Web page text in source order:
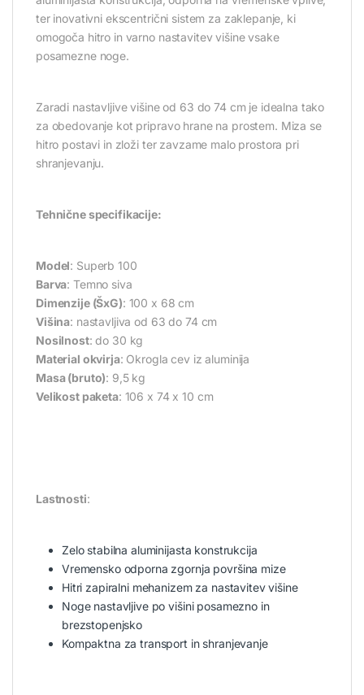
ter inovativni ekscentrični sistem za zaklepanje, ki
omogoča hitro in varno nastavitev višine vsake
posamezne noge.
Zaradi nastavljive višine od 63 do 74 cm je idealna tako
za obedovanje kot pripravo hrane na prostem. Miza se
hitro postavi in zloži ter zavzame malo prostora pri
shranjevanju.
Tehnične specifikacije:
Model: Superb 100
Barva: Temno siva
Dimenzije (ŠxG): 100 x 68 cm
Višina: nastavljiva od 63 do 74 cm
Nosilnost: do 30 kg
Material okvirja: Okrogla cev iz aluminija
Masa (bruto): 9,5 kg
Velikost paketa: 106 x 74 x 10 cm
Lastnosti:
Zelo stabilna aluminijasta konstrukcija
Vremensko odporna zgornja površina mize
Hitri zapiralni mehanizem za nastavitev višine
Noge nastavljive po višini posamezno in
brezstopenjsko
Kompaktna za transport in shranjevanje